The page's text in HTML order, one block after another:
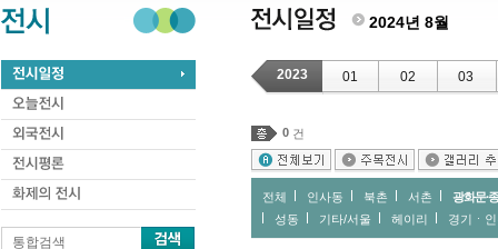
통합검색
2024년 8월
2023 01 02 03
0 건
전체 인사동 북촌 서촌
광화문∙
성동
기타/서울 헤이리 경기ㆍ